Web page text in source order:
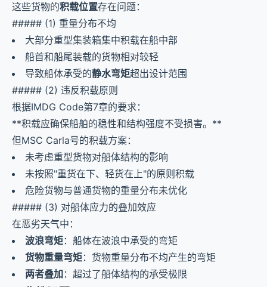
这些货物的积载位置存在问题：
##### (1) 重量分布不均
大部分重型集装箱集中积载在船中部
船首和船尾装载的货物相对较轻
导致船体承受的静水弯矩超出设计范围
##### (2) 违反积载原则
根据IMDG Code第7章的要求：
**积载应确保船舶的稳性和结构强度不受损害。**
但MSC Carla号的积载方案：
未考虑重型货物对船体结构的影响
未按照"重货在下、轻货在上"的原则积载
危险货物与普通货物的重量分布未优化
##### (3) 对船体应力的叠加效应
在恶劣天气中：
波浪弯矩：船体在波浪中承受的弯矩
货物重量弯矩：货物重量分布不均产生的弯矩
两者叠加 ：超过了船体结构的承受极限